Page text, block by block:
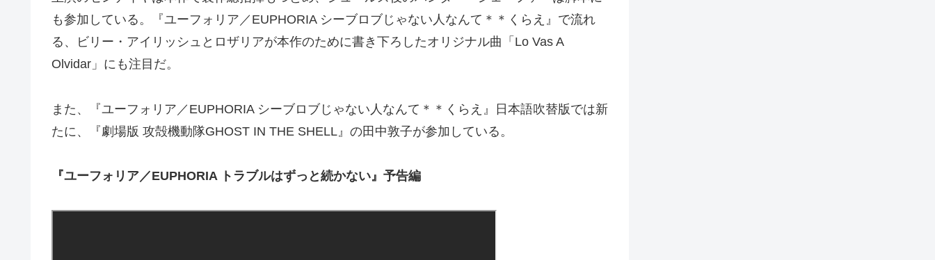
も参加している。『ユーフォリア／EUPHORIA シーブロブじゃない人なんて＊＊くらえ』で流れ
る、ビリー・アイリッシュとロザリアが本作のために書き下ろしたオリジナル曲「Lo Vas A
Olvidar」にも注目だ。
また、『ユーフォリア／EUPHORIA シーブロブじゃない人なんて＊＊くらえ』日本語吹替版では新
たに、『劇場版 攻殻機動隊GHOST IN THE SHELL』の田中敦子が参加している。
『ユーフォリア／EUPHORIA トラブルはずっと続かない』予告編